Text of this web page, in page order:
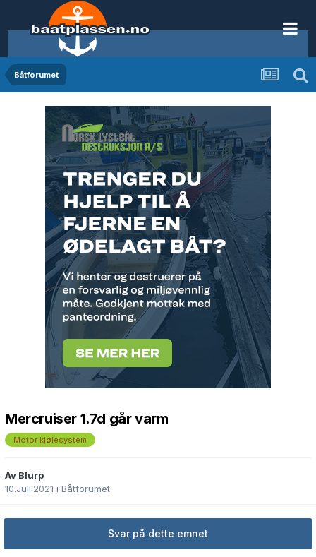
Båtforumet
Mercruiser 1.7d går varm
Motor kjølesystem
Av Blurp
10.Juli.2021 i Båtforumet
Svar på dette emnet